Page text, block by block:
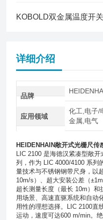
详细介绍
品牌
应用领域
化工,电子/
金属,电气
HEIDENHAIN敞开式光栅尺传
LIC 2100 是海德汉紧凑型敞
列，作为 LIC 4000/4100 系列
量技术与不锈钢钢带尺身，以
10m/s）、超大安装公差（
超长测量长度（最长 10m）
用场景、高速直驱系统和自动
用性的理想选择。LIC 2100直
运动，速度可达600 m/min。